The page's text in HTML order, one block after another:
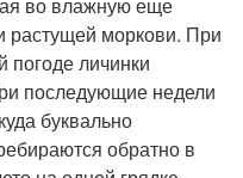
во влажную еще
растущей моркови. При
личинки
последующие недели
буквально
обратно в